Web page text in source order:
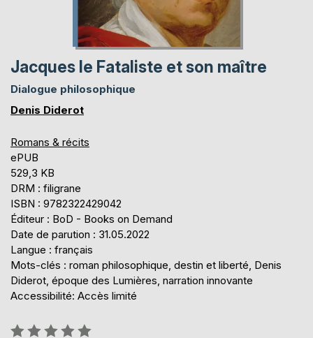
Jacques le Fataliste et son maître
Dialogue philosophique
Denis Diderot
Romans & récits
ePUB
529,3 KB
DRM : filigrane
ISBN : 9782322429042
Éditeur : BoD - Books on Demand
Date de parution : 31.05.2022
Langue : français
Mots-clés : roman philosophique, destin et liberté, Denis
Diderot, époque des Lumières, narration innovante
Accessibilité: Accès limité
Évaluation: